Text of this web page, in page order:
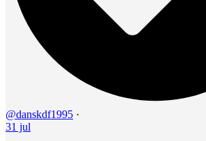
@danskdf1995 ·
31 jul